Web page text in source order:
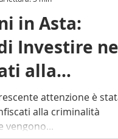
in Asta:
Investire
alla
attenzione è
alla criminalità
vengono...